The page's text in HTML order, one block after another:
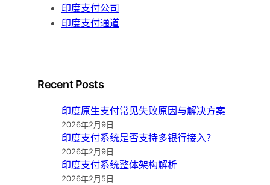
印度支付公司
印度支付通道
Recent Posts
印度原生支付常见失败原因与解决方案
2026年2月9日
印度支付系统是否支持多银行接入？
2026年2月9日
印度支付系统整体架构解析
2026年2月5日